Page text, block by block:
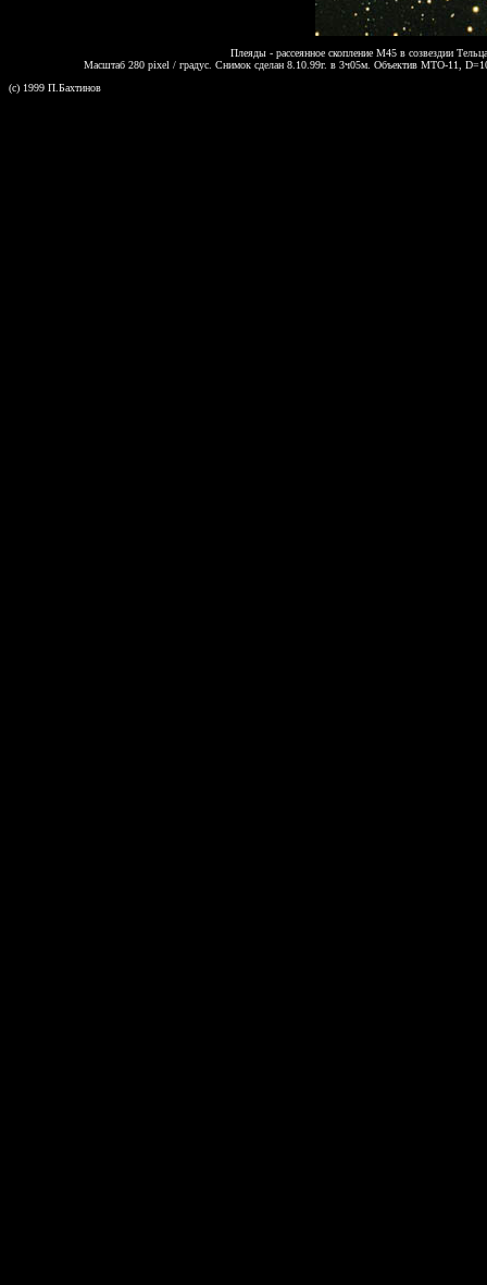
Плеяды - рассеянное скопление M45 в созвездии
Масштаб 280 pixel / градус. Снимок сделан 8.10.99г. в 3ч05м. Объектив МТО-11,
(c) 1999 П.Бахтинов